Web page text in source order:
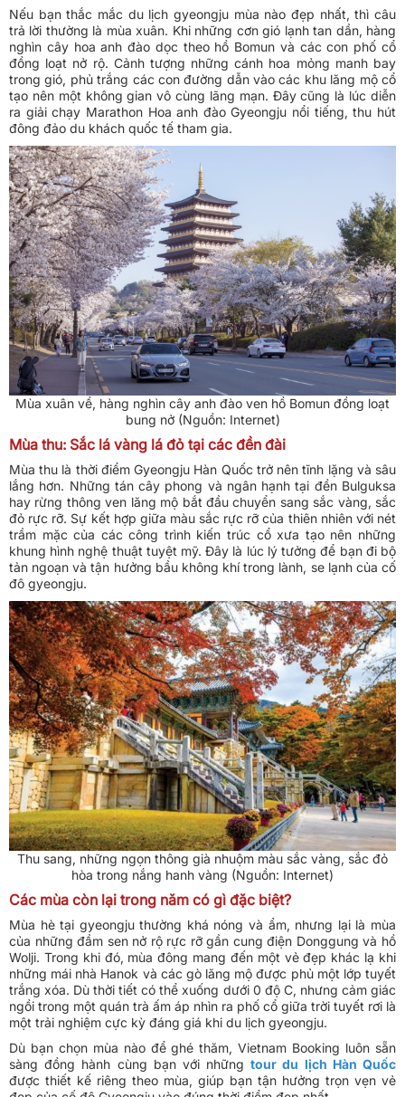
Nếu bạn thắc mắc du lịch gyeongju mùa nào đẹp nhất, thì câu
trả lời thường là mùa xuân. Khi những cơn gió lạnh tan dần, hàng
nghìn cây hoa anh đào dọc theo hồ Bomun và các con phố cổ
đồng loạt nở rộ. Cảnh tượng những cánh hoa mỏng manh bay
trong gió, phủ trắng các con đường dẫn vào các khu lăng mộ cổ
tạo nên một không gian vô cùng lãng mạn. Đây cũng là lúc diễn
ra giải chạy Marathon Hoa anh đào Gyeongju nổi tiếng, thu hút
đông đảo du khách quốc tế tham gia.
Mùa xuân về, hàng nghìn cây anh đào ven hồ Bomun đồng loạt
bung nở (Nguồn: Internet)
Mùa thu: Sắc lá vàng lá đỏ tại các đền đài
Mùa thu là thời điểm Gyeongju Hàn Quốc trở nên tĩnh lặng và sâu
lắng hơn. Những tán cây phong và ngân hạnh tại đền Bulguksa
hay rừng thông ven lăng mộ bắt đầu chuyển sang sắc vàng, sắc
đỏ rực rỡ. Sự kết hợp giữa màu sắc rực rỡ của thiên nhiên với nét
trầm mặc của các công trình kiến trúc cổ xưa tạo nên những
khung hình nghệ thuật tuyệt mỹ. Đây là lúc lý tưởng để bạn đi bộ
tản ngoạn và tận hưởng bầu không khí trong lành, se lạnh của cố
đô gyeongju.
Thu sang, những ngọn thông già nhuộm màu sắc vàng, sắc đỏ
hòa trong nắng hanh vàng (Nguồn: Internet)
Các mùa còn lại trong năm có gì đặc biệt?
Mùa hè tại gyeongju thường khá nóng và ẩm, nhưng lại là mùa
của những đầm sen nở rộ rực rỡ gần cung điện Donggung và hồ
Wolji. Trong khi đó, mùa đông mang đến một vẻ đẹp khác lạ khi
những mái nhà Hanok và các gò lăng mộ được phủ một lớp tuyết
trắng xóa. Dù thời tiết có thể xuống dưới 0 độ C, nhưng cảm giác
ngồi trong một quán trà ấm áp nhìn ra phố cổ giữa trời tuyết rơi là
một trải nghiệm cực kỳ đáng giá khi du lịch gyeongju.
Dù bạn chọn mùa nào để ghé thăm, Vietnam Booking luôn sẵn
sàng đồng hành cùng bạn với nhữngtour du lịch Hàn Quốc
được thiết kế riêng theo mùa, giúp bạn tận hưởng trọn vẹn vẻ